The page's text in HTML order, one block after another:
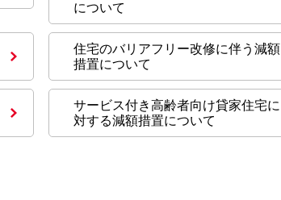
について
住宅のバリアフリー改修に伴う減額
措置について
サービス付き高齢者向け貸家住宅に
対する減額措置について